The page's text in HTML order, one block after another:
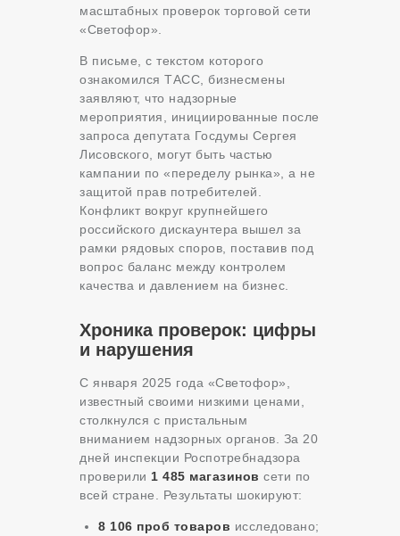
масштабных проверок торговой сети
«Светофор».
В письме, с текстом которого
ознакомился ТАСС, бизнесмены
заявляют, что надзорные
мероприятия, инициированные после
запроса депутата Госдумы Сергея
Лисовского, могут быть частью
кампании по «переделу рынка», а не
защитой прав потребителей.
Конфликт вокруг крупнейшего
российского дискаунтера вышел за
рамки рядовых споров, поставив под
вопрос баланс между контролем
качества и давлением на бизнес.
Хроника проверок: цифры
и нарушения
С января 2025 года «Светофор»,
известный своими низкими ценами,
столкнулся с пристальным
вниманием надзорных органов. За 20
дней инспекции Роспотребнадзора
проверили 1 485 магазинов сети по
всей стране. Результаты шокируют:
8 106 проб товаров исследовано;